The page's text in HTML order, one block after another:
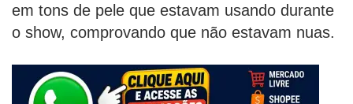
em tons de pele que estavam usando durante
o show, comprovando que não estavam nuas.